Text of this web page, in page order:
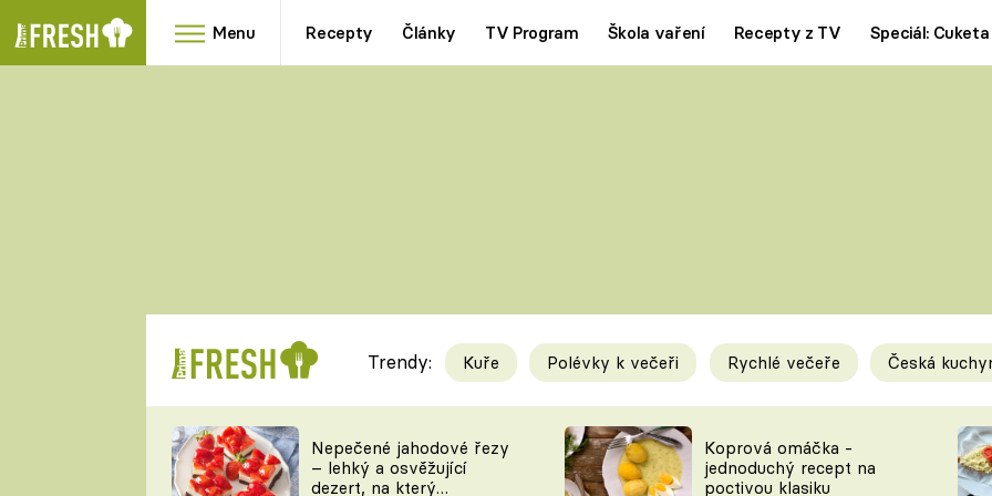
Menu Recepty Články TV Program Škola vaření Recepty z TV Speciál: Cuketa
RYCHLOVKY
Videorecepty
TEĎ VAŘÍ ŠÉF!
Tipy a triky
KAM ZA JÍDLEM
Trendy: Kuře Polévky k večeři Rychlé večeře Česká
Nepečené jahodové řezy
– lehký a osvěžující
dezert, na který
Koprová omáčka -
jednoduchý recept na
poctivou klasiku